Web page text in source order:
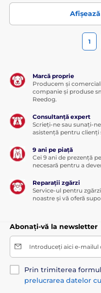
1
Marcă proprie
Producem și
companie și produse
Reedog.
Consultanță expert
Scrieți-ne sau sunați-
asistență pentru clienți
9 ani pe piață
Cei 9 ani de prezență
necesară pentru a
Reparații zgărzi
Service-ul pentru
noastre și vă oferă
Abonați-vă la newsletter
Introduceți aici e-mailul
Prin trimiterea
prelucrarea datelor